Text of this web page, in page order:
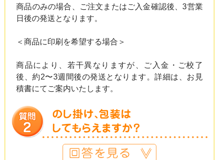
商品のみの場合、ご注文またはご入金確認後、3営業
日後の発送となります。
＜商品に印刷を希望する場合＞
商品により、若干異なりますが、ご入金・ご校了
後、約2〜3週間後の発送となります。詳細は、お見
積書にてご案内いたします。